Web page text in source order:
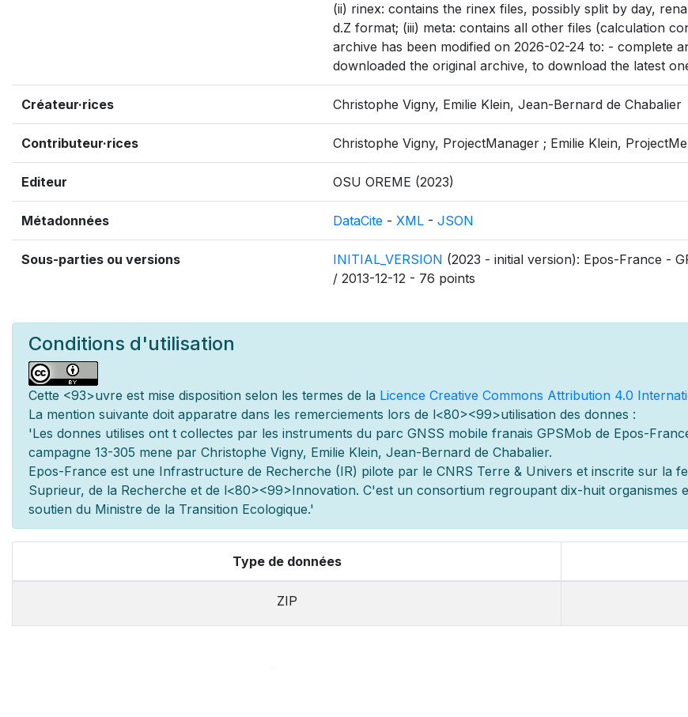
(ii) rinex: contains the rinex files, possibly split by day,
d.Z format; (iii) meta: contains all other files (calculation
archive has been modified on 2026-02-24 to: - complete
downloaded the original archive, to download the latest
Créateur·rices Christophe Vigny, Emilie Klein, Jean-Bernard de Chabalier
Contributeur·rices Christophe Vigny, ProjectManager ; Emilie Klein,
Editeur OSU OREME (2023)
Métadonnées DataCite - XML - JSON
Sous-parties ou versions INITIAL_VERSION (2023 - initial version): Epos-France -
/ 2013-12-12 - 76 points
Conditions d'utilisation
Cette <93>uvre est mise disposition selon les termes de la Licence Creative Commons Attribution 4.0
La mention suivante doit apparatre dans les remerciements lors de l<80><99>utilisation des donnes :
'Les donnes utilises ont t collectes par les instruments du parc GNSS mobile franais GPSMob de Epos-
campagne 13-305 mene par Christophe Vigny, Emilie Klein, Jean-Bernard de Chabalier.
Epos-France est une Infrastructure de Recherche (IR) pilote par le CNRS Terre & Univers et inscrite sur la
Suprieur, de la Recherche et de l<80><99>Innovation. C'est un consortium regroupant dix-huit organismes
soutien du Ministre de la Transition Ecologique.'
Type de données
ZIP